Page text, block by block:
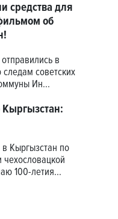
средства для
об
в
советских
Ин...
Кыргызстан по
чехословацкой
100-летия...